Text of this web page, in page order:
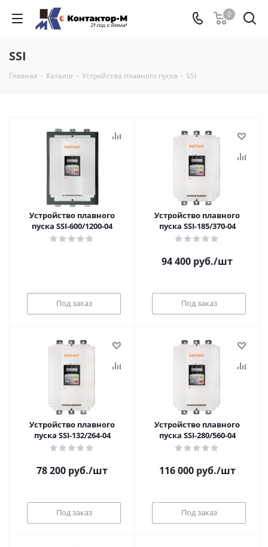
0
SSI
Главная - Каталог - Устройства плавного пуска - SSI
Устройство плавного
пуска SSI-600/1200-04
Под заказ
Устройство плавного
пуска SSI-185/370-04
94 400 руб./шт
Под заказ
Устройство плавного
пуска SSI-132/264-04
78 200 руб./шт
Под заказ
Устройство плавного
пуска SSI-280/560-04
116 000руб./шт
Под заказ